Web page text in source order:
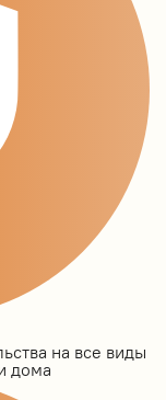
на все виды
дома